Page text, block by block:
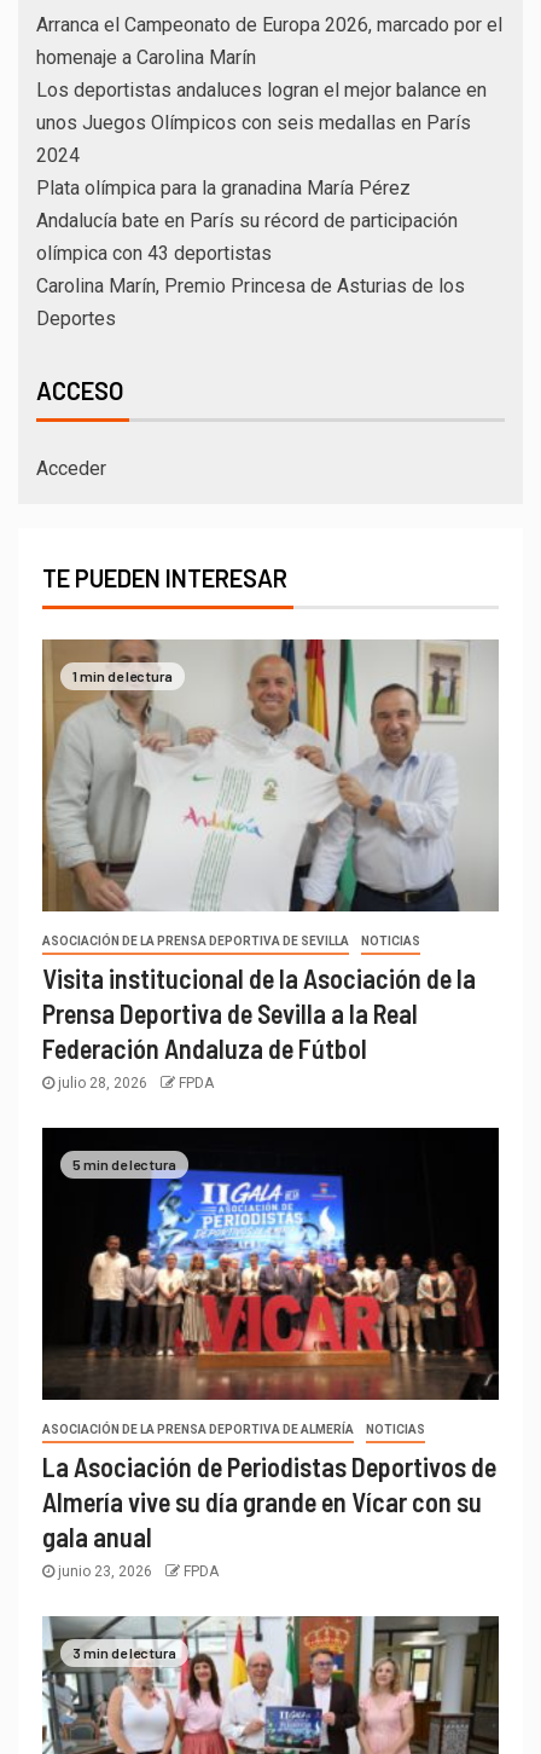
Arranca el Campeonato de Europa 2026, marcado por el
homenaje a Carolina Marín
Los deportistas andaluces logran el mejor balance en
unos Juegos Olímpicos con seis medallas en París
2024
Plata olímpica para la granadina María Pérez
Andalucía bate en París su récord de participación
olímpica con 43 deportistas
Carolina Marín, Premio Princesa de Asturias de los
Deportes
ACCESO
Acceder
TE PUEDEN INTERESAR
1 min de lectura
ASOCIACIÓN DE LA PRENSA DEPORTIVA DE SEVILLA NOTICIAS
Visita institucional de la Asociación de la
Prensa Deportiva de Sevilla a la Real
Federación Andaluza de Fútbol
julio 28, 2026 FPDA
5 min de lectura
ASOCIACIÓN DE LA PRENSA DEPORTIVA DE ALMERÍA NOTICIAS
La Asociación de Periodistas Deportivos de
Almería vive su día grande en Vícar con su
gala anual
junio 23, 2026 FPDA
3 min de lectura